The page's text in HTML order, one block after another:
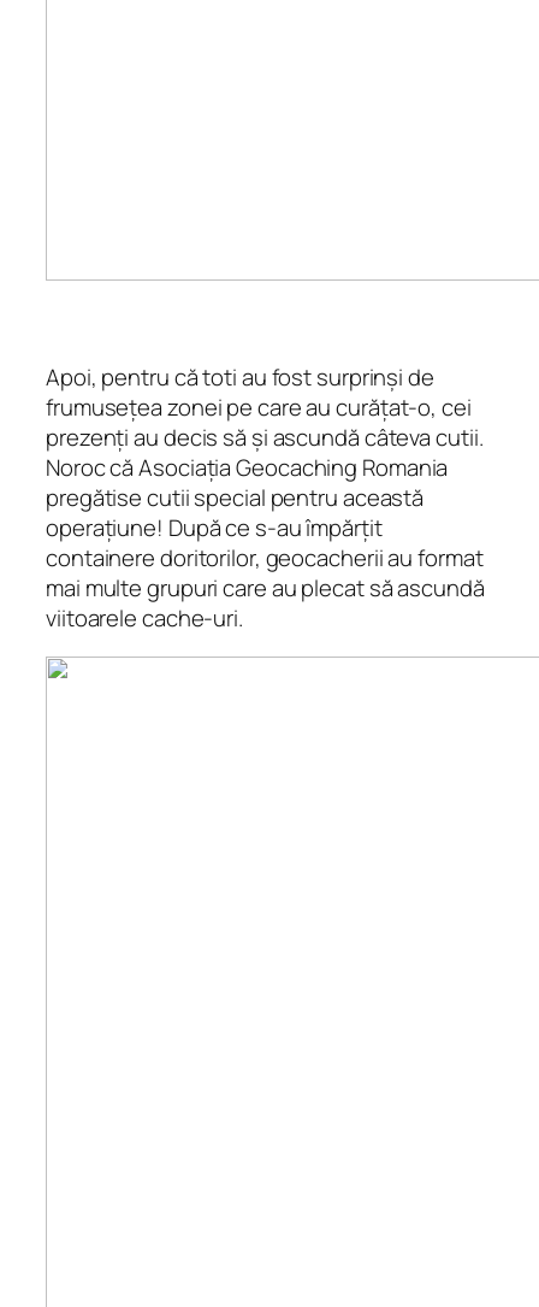
Apoi, pentru că toti au fost surprinși de
frumusețea zonei pe care au curățat-o, cei
prezenți au decis să și ascundă câteva cutii.
Noroc căAsociația Geocaching Romania
pregătise cutii special pentru această
operațiune! După ce s-au împărțit
containere doritorilor, geocacherii au format
mai multe grupuri care au plecat să ascundă
viitoarele cache-uri.